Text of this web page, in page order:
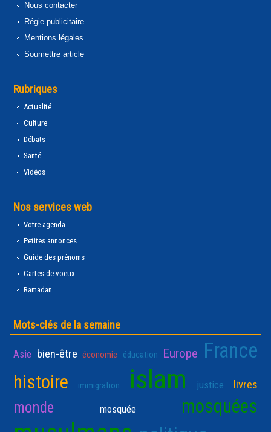
Nous contacter
Régie publicitaire
Mentions légales
Soumettre article
Rubriques
Actualité
Culture
Débats
Santé
Vidéos
Nos services web
Votre agenda
Petites annonces
Guide des prénoms
Cartes de voeux
Ramadan
Mots-clés de la semaine
Asie bien-être économie éducation Europe France
histoire immigration islam justice livres
monde mosquée mosquées